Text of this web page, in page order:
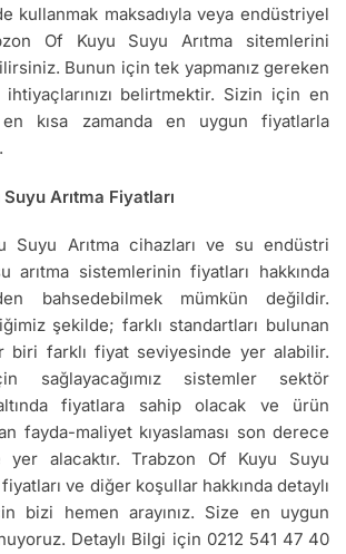
kullanmak maksadıyla veya endüstriyel
Of Kuyu Suyu Arıtma sitemlerini
Bunun için tek yapmanız gereken
belirtmektir. Sizin için en
kısa zamanda en uygun fiyatlarla
Arıtma Fiyatları
Suyu Arıtma cihazları ve su endüstri
arıtma sistemlerinin fiyatları hakkında
bahsedebilmek mümkün değildir.
şekilde; farklı standartları bulunan
biri farklı fiyat seviyesinde yer alabilir.
sağlayacağımız sistemler sektör
altında fiyatlara sahip olacak ve ürün
fayda-maliyet kıyaslaması son derece
yer alacaktır. Trabzon Of Kuyu Suyu
ve diğer koşullar hakkında detaylı
bizi hemen arayınız. Size en uygun
Detaylı Bilgi için 0212 541 47 40